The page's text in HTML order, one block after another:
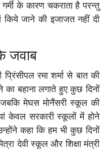
के कारण चकराता है परन्तु
जाने की इजाजत नहीं दी
जवाब
रमा शर्मा से बात की
का बहाना लगाते हुए कुछ दिनों
मेघस मोनैंसरी स्कूल की
केवल सरकारी स्कूलों में होने
कहा कि हम भी कुछ दिनों
देवी स्कूल और शिक्षा मंत्री